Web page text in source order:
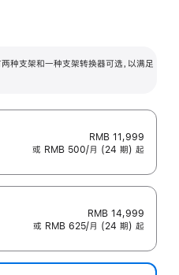
支架和一种支架转换器可选，以满足
RMB 11,999
或 RMB 500/月 (24 期) 起
RMB 14,999
或 RMB 625/月 (24 期) 起